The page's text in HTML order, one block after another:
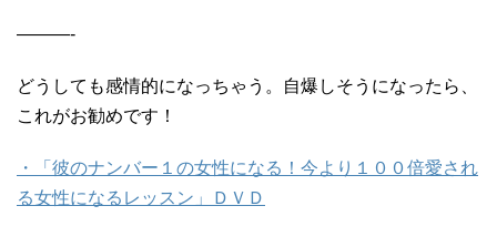
———-
どうしても感情的になっちゃう。自爆しそうになったら、
これがお勧めです！
・「彼のナンバー１の女性になる！今より１００倍愛され
る女性になるレッスン」ＤＶＤ